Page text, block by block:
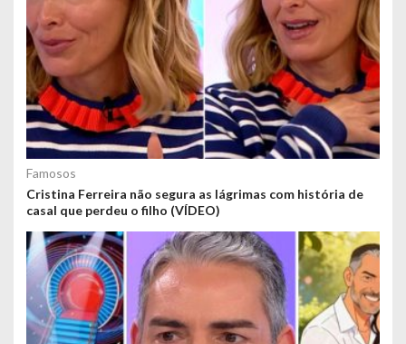
Famosos
Cristina Ferreira não segura as lágrimas com história de
casal que perdeu o filho (VÍDEO)